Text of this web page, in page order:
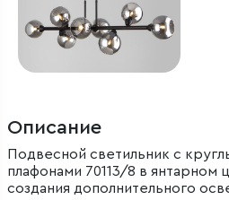
Описание
Подвесной светильник с
плафонами 70113/8 в янтарном
создания дополнительного